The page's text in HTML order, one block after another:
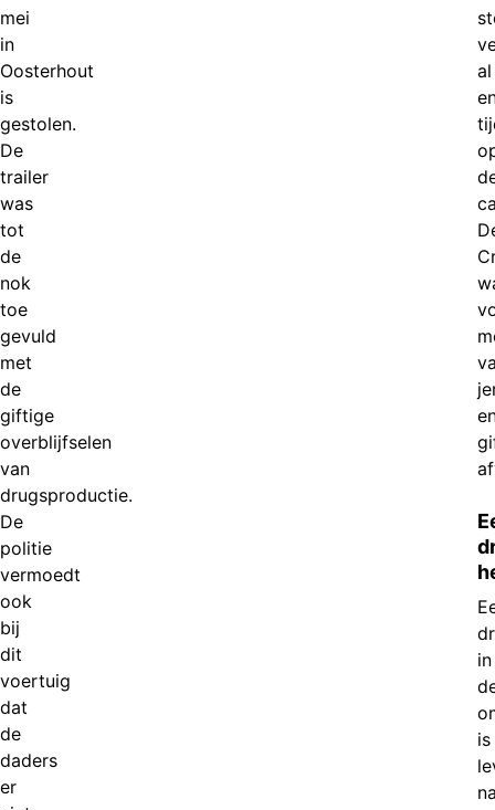
mei
in
Oosterhout
is
gestolen.
De
trailer
was
tot
de
nok
toe
gevuld
met
de
giftige
overblijfselen
van
drugsproductie.
De
politie
vermoedt
ook
bij
dit
voertuig
dat
de
daders
er
al
in
is